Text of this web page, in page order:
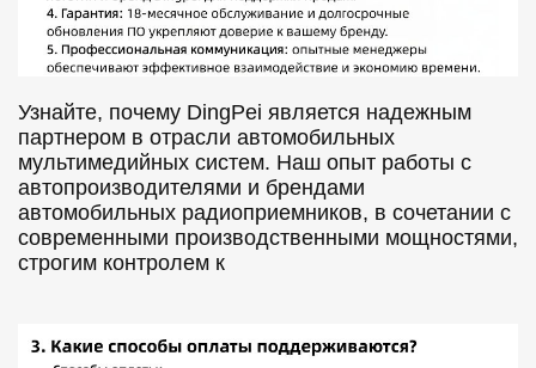
Узнайте, почему DingPei является надежным
партнером в отрасли автомобильных
мультимедийных систем. Наш опыт работы с
автопроизводителями и брендами
автомобильных радиоприемников, в сочетании с
современными производственными мощностями,
строгим контролем к